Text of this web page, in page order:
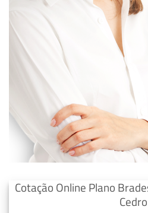
Cotação Online Plano
Cedro